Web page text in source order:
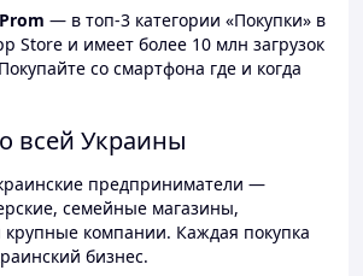
— в топ-3 категории «Покупки» в
Store и имеет более 10 млн загрузок
со смартфона где и когда
всей Украины
предприниматели —
семейные магазины,
крупные компании. Каждая покупка
бизнес.